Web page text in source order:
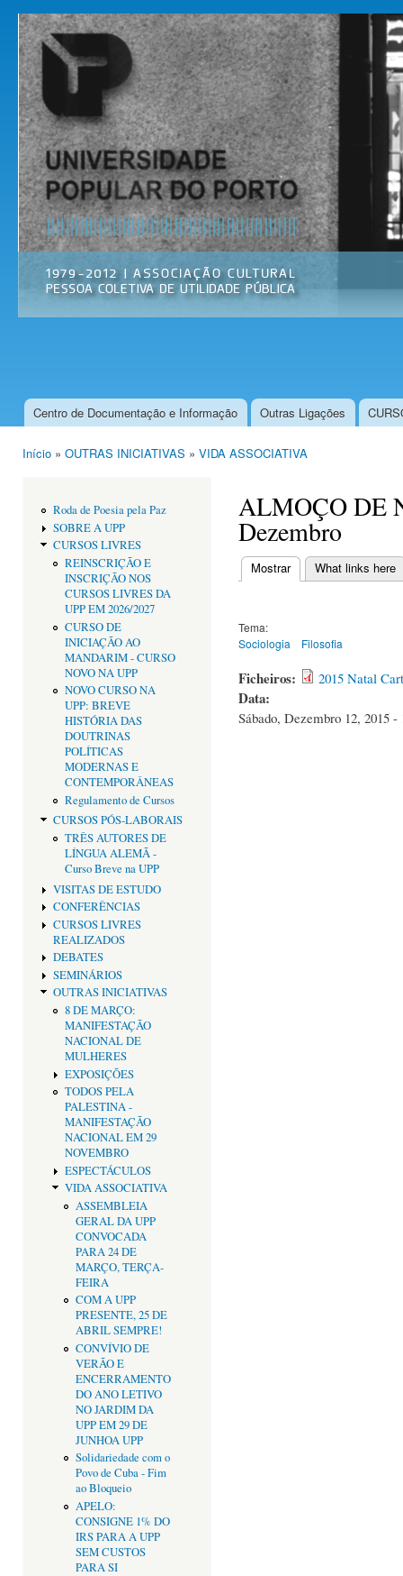
Universidade
Popular do
Porto
Associação
Cultural
Menu principal
Centro de Documentação e Informação Outras Ligações
Início » OUTRAS INICIATIVAS » VIDA ASSOCIATIVA
Roda de Poesia pela Paz
SOBRE A UPP
CURSOS LIVRES
REINSCRIÇÃO E
INSCRIÇÃO NOS
CURSOS LIVRES DA
UPP EM 2026/2027
CURSO DE
INICIAÇÃO AO
MANDARIM - CURSO
NOVO NA UPP
NOVO CURSO NA
UPP: BREVE
HISTÓRIA DAS
DOUTRINAS
POLÍTICAS
MODERNAS E
CONTEMPORÂNEAS
Regulamento de Cursos
CURSOS PÓS-LABORAIS
TRÊS AUTORES DE
LÍNGUA ALEMÃ -
Curso Breve na UPP
VISITAS DE ESTUDO
CONFERÊNCIAS
CURSOS LIVRES
REALIZADOS
DEBATES
SEMINÁRIOS
OUTRAS INICIATIVAS
8 DE MARÇO:
MANIFESTAÇÃO
NACIONAL DE
MULHERES
EXPOSIÇÕES
TODOS PELA
PALESTINA -
MANIFESTAÇÃO
NACIONAL EM 29
NOVEMBRO
ESPECTÁCULOS
VIDA ASSOCIATIVA
ASSEMBLEIA
GERAL DA UPP
CONVOCADA
PARA 24 DE
MARÇO, TERÇA-
FEIRA
COM A UPP
PRESENTE, 25 DE
ABRIL SEMPRE!
CONVÍVIO DE
VERÃO E
ENCERRAMENTO
DO ANO LETIVO
NO JARDIM DA
UPP EM 29 DE
JUNHOA UPP
Solidariedade com o
Povo de Cuba - Fim
ao Bloqueio
APELO:
CONSIGNE 1% DO
IRS PARA A UPP
SEM CUSTOS
PARA SI
ALMOÇO DE
Dezembro
Separadores
Mostrar(separador ativo)
What links here
Tema:
Sociologia
Filosofia
Ficheiros: 2015 Natal
Data:
Sábado, Dezembro 12, 2015 -